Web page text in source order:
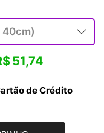
51,74
de Crédito